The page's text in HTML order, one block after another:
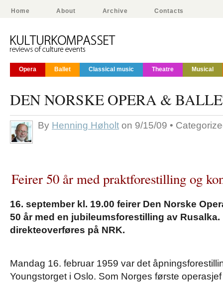
Home About Archive Contacts
Opera Ballet Classical music Theatre Musical
DEN NORSKE OPERA &
By Henning Høholt on 9/15/09 •
Feirer 50 år med praktforestilling og
16. september kl. 19.00 feirer Den Norske
50 år med en jubileumsforestilling av Rusalka.
direkteoverføres på NRK.
Mandag 16. februar 1959 var det
Youngstorget i Oslo. Som Norges første